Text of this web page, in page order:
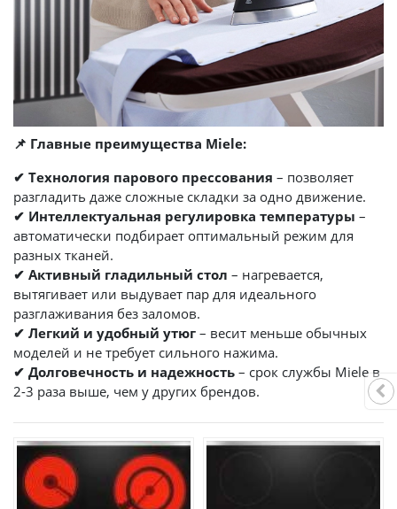
📌 Главные преимущества Miele:
✔ Технология парового прессования – позволяет
разгладить даже сложные складки за одно движение.
✔ Интеллектуальная регулировка температуры –
автоматически подбирает оптимальный режим для
разных тканей.
✔ Активный гладильный стол – нагревается,
вытягивает или выдувает пар для идеального
разглаживания без заломов.
✔ Легкий и удобный утюг – весит меньше обычных
моделей и не требует сильного нажима.
✔ Долговечность и надежность – срок службы Miele в
2-3 раза выше, чем у других брендов.